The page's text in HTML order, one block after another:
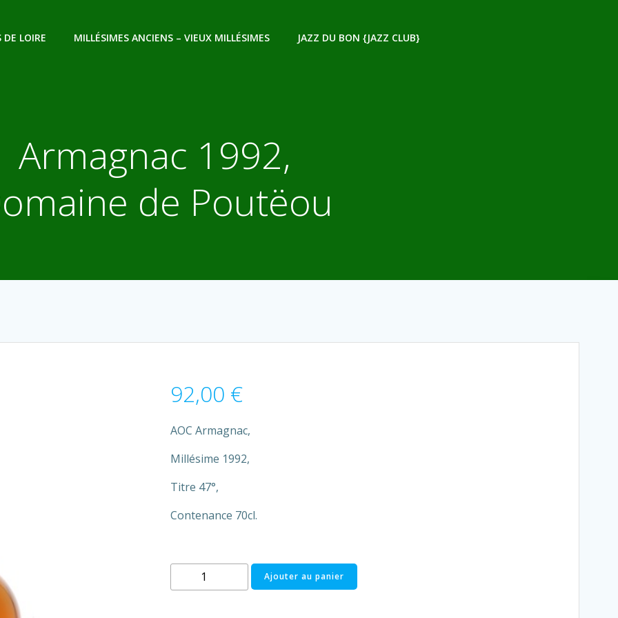
DE LOIRE MILLÉSIMES ANCIENS – VIEUX MILLÉSIMES JAZZ DU BON {JAZZ CLUB}
Armagnac 1992,
de Poutëou
92,00 €
AOC Armagnac,
Millésime 1992,
Titre 47°,
Contenance 70cl.
quantité
de
Ajouter au panier